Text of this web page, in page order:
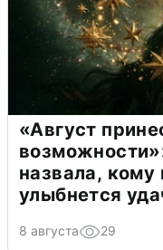
«Август
назвала, кому
улыбнется
8 августа 29